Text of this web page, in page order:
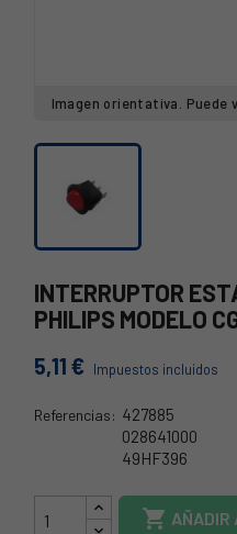
Imagen orientativa.
INTERRUPTOR
PHILIPS MODELO
5,11 € Impuestos incluidos
Referencias: 427885
028641000
49HF396
 AÑADIR